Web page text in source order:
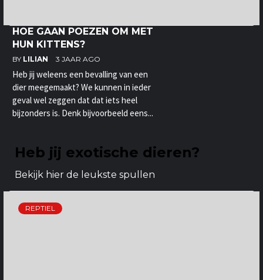
HOE GAAN POEZEN OM MET
HUN KITTENS?
BY LILIAN 3 JAAR AGO
Heb jij weleens een bevalling van een
dier meegemaakt? We kunnen in ieder
geval wel zeggen dat dat iets heel
bijzonders is. Denk bijvoorbeeld eens...
Heb jij exotische dieren?
Bekijk hier de leukste spullen
REPTIEL